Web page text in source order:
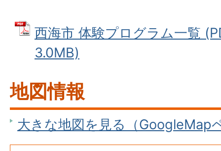
西海市 体験プログラム一覧
3.0MB)
地図情報
大きな地図を見る（GoogleMap